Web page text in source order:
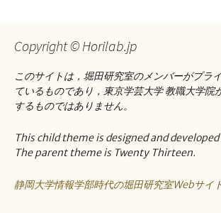
ー
シ
ョ
ン
Copyright © Horilab.jp
このサイトは，堀田研究室のメンバーがプラ
ているものであり，東京学芸大学 教職大学院
するものではありません。
This child theme is designed and
The parent theme is Twenty Thirteen.
静岡大学情報学部時代の堀田研究室Webサイ